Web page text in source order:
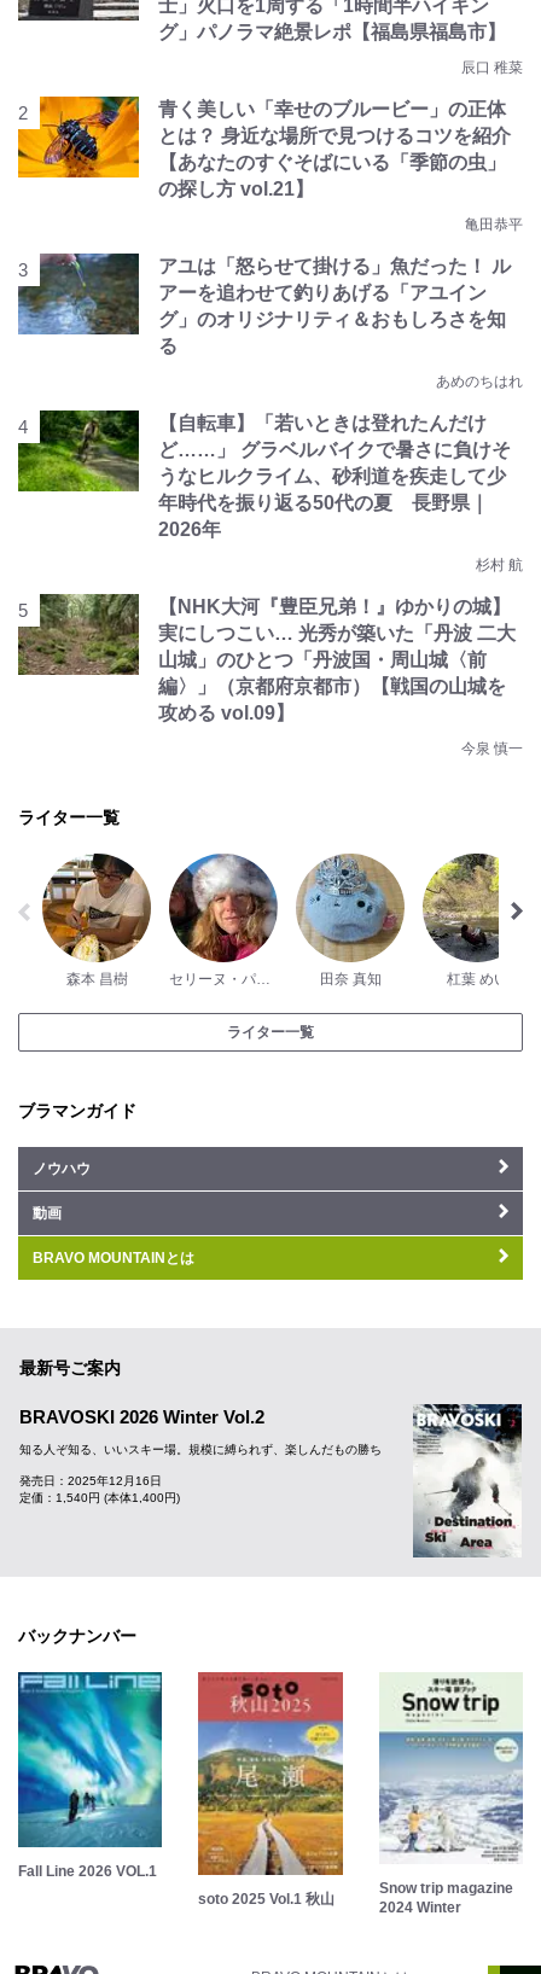
士」火口を1周する「1時間半ハイキン
グ」パノラマ絶景レポ【福島県福島市】
辰口 稚菜
青く美しい「幸せのブルービー」の正体
とは？ 身近な場所で見つけるコツを紹介
【あなたのすぐそばにいる「季節の虫」
の探し方 vol.21】
亀田恭平
アユは「怒らせて掛ける」魚だった！ ル
アーを追わせて釣りあげる「アユイン
グ」のオリジナリティ＆おもしろさを知
る
あめのちはれ
【自転車】「若いときは登れたんだけ
ど……」 グラベルバイクで暑さに負けそ
うなヒルクライム、砂利道を疾走して少
年時代を振り返る50代の夏 長野県｜
2026年
杉村 航
【NHK大河『豊臣兄弟！』ゆかりの城】
実にしつこい… 光秀が築いた「丹波 二大
山城」のひとつ「丹波国・周山城〈前
編〉」（京都府京都市）【戦国の山城を
攻める vol.09】
今泉 慎一
ライター一覧
森本 昌樹 セリーヌ・パッシュ 田奈 真知 杠葉 めい
ライター一覧
ブラマンガイド
ノウハウ
動画
BRAVO MOUNTAINとは
最新号ご案内
BRAVOSKI 2026 Winter Vol.2
知る人ぞ知る、いいスキー場。規模に縛られず、楽しんだもの勝ち
発売日：2025年12月16日
定価：1,540円 (本体1,400円)
バックナンバー
Fall Line 2026 VOL.1
soto 2025 Vol.1 秋山
Snow trip magazine
2024 Winter